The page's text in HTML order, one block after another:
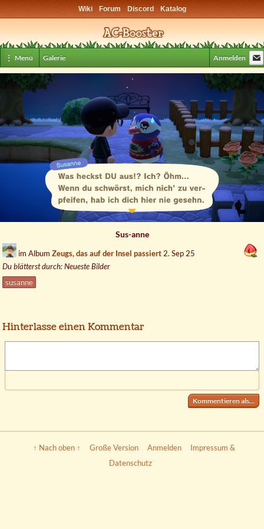
Wiki Forum Discord Katalog
⋮ Menü Galerie Anmelden
Sus-anne
im Album Zeugs, das auf der Insel passiert 2. Sep 25
Du blätterst durch: Neueste Bilder
susanne
Hinterlasse einen Kommentar
Kommentieren als...
↑ Nach oben ↑ Große Version Anmelden
Impressum &
Datenschutz